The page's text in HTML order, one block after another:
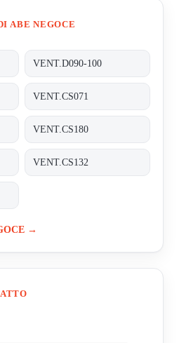
ABE NEGOCE
VENT.D090-100
VENT.CS071
VENT.CS180
VENT.CS132
→